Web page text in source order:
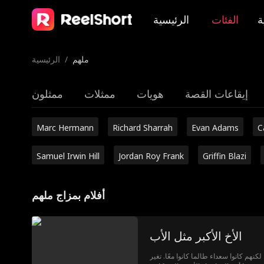
الرئيسية الفئات
الرئيسية / ملهم
ممثلون ممثلات هويات إيقاعات القصة
Marc Hermann Richard Sharrah Evan Adams
Samuel Irwin Hill Jordan Roy Frank Griffin Blazi
أفلام بمزاج ملهم
الأخ الأكبر مثل الأب
كانوا سعداء طالما كانوا معًا. تغير